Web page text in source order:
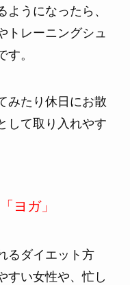
うになったら、
トレーニングシュ
。
みたり休日にお散
して取り入れやす
ヨガ」
るダイエット方
すい女性や、忙し